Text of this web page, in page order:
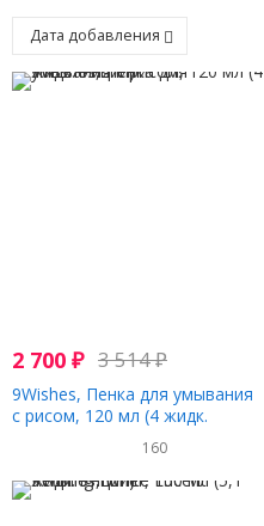
Дата добавления
2 700 ₽ 3 514₽
9Wishes, Пенка для умывания
с рисом, 120 мл (4 жидк.
160